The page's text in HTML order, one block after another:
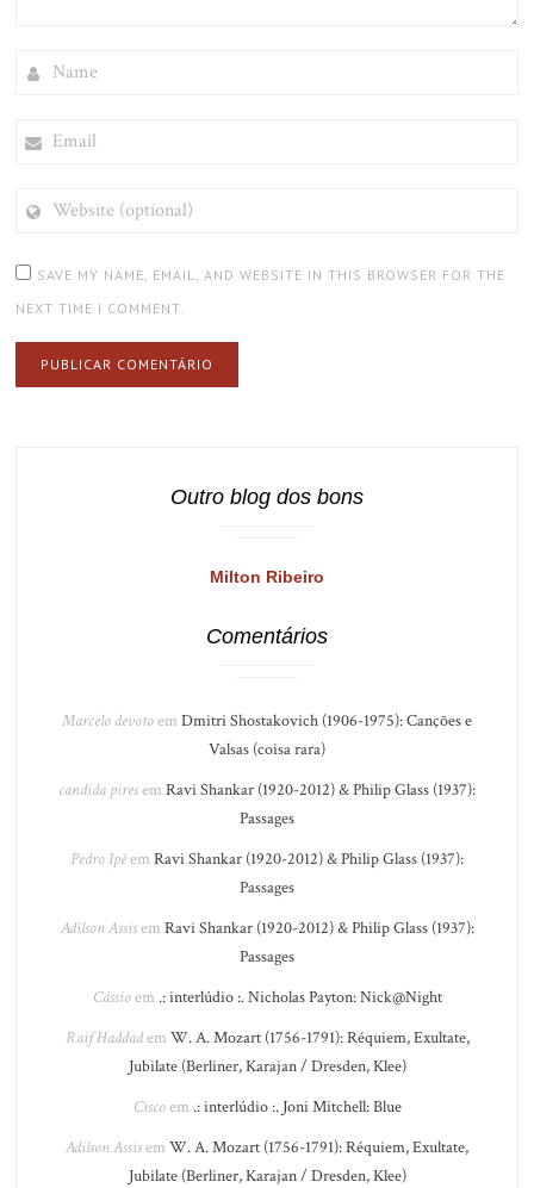
(OPTIONAL)
SAVE MY NAME, EMAIL, AND WEBSITE IN THIS BROWSER FOR THE
NEXT TIME I COMMENT.
Outro blog dos bons
Milton Ribeiro
Comentários
Marcelo devotoem Dmitri Shostakovich (1906-1975): Canções e
Valsas (coisa rara)
candida piresem Ravi Shankar (1920-2012) & Philip Glass (1937):
Passages
Pedro Ipêem Ravi Shankar (1920-2012) & Philip Glass (1937):
Passages
Adilson Assisem Ravi Shankar (1920-2012) & Philip Glass (1937):
Passages
Cássioem .: interlúdio :. Nicholas Payton: Nick@Night
Raif Haddadem W. A. Mozart (1756-1791): Réquiem, Exultate,
Jubilate (Berliner, Karajan / Dresden, Klee)
Ciscoem .: interlúdio :. Joni Mitchell: Blue
Adilson Assisem W. A. Mozart (1756-1791): Réquiem, Exultate,
Jubilate (Berliner, Karajan / Dresden, Klee)